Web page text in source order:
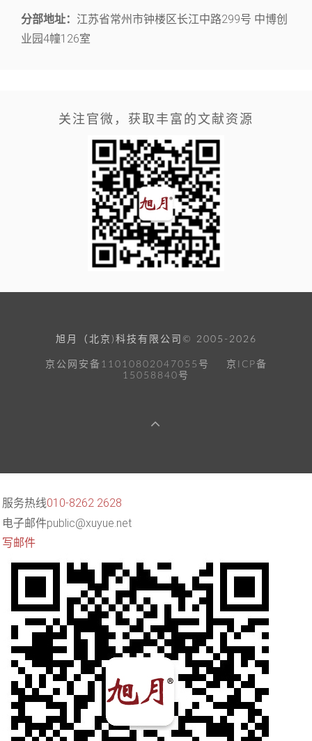
分部地址： 江苏省常州市钟楼区长江中路299号 中博创
业园4幢126室
关注官微，获取丰富的文献资源
旭月（北京)科技有限公司© 2005-2026
京公网安备11010802047055号
京ICP备
15058840号
服务热线010-8262 2628
电子邮件public@xuyue.net
写邮件